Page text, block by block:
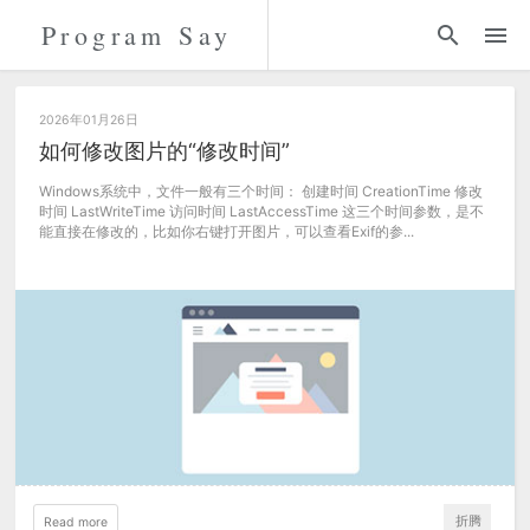
Program Say 代码
2026年01月26日
如何修改图片的“修改时间”
Windows系统中，文件一般有三个时间： 创建时间 CreationTime 修改
时间 LastWriteTime 访问时间 LastAccessTime 这三个时间参数，是不
能直接在修改的，比如你右键打开图片，可以查看Exif的参...
Read more 折腾